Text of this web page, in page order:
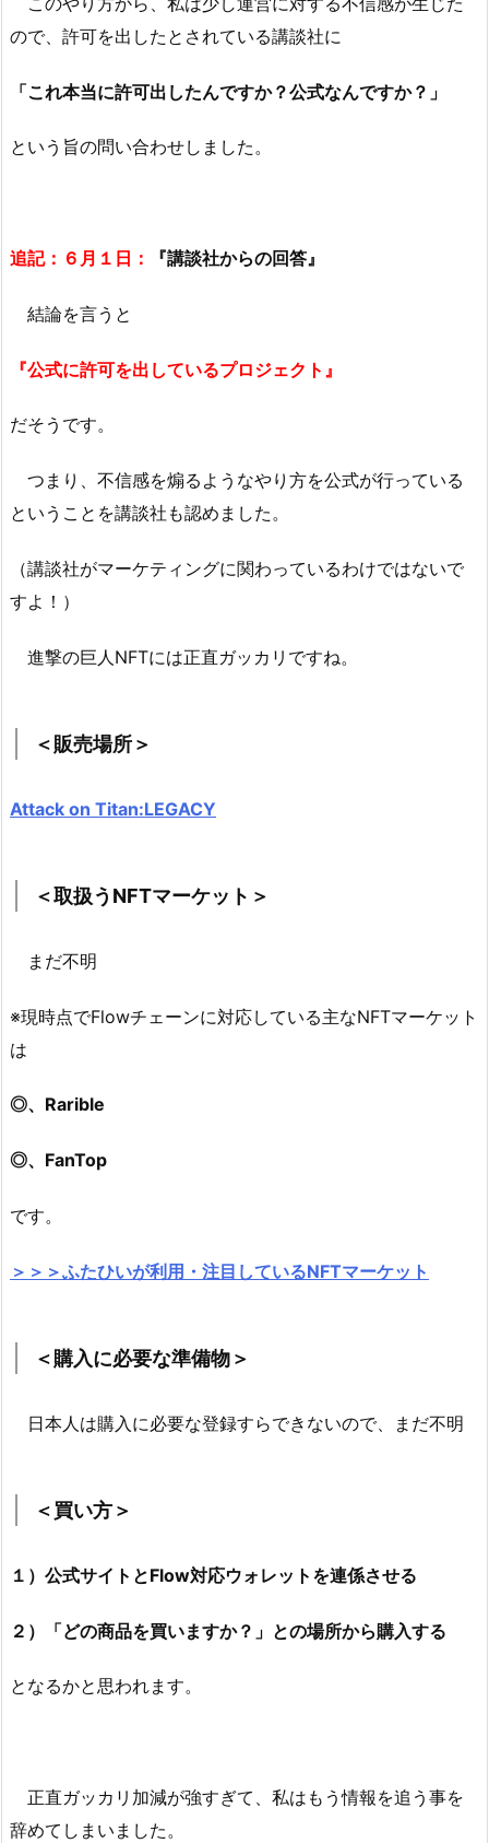
ので、許可を出したとされている講談社に
「これ本当に許可出したんですか？公式なんですか？」
という旨の問い合わせしました。
追記：６月１日： 『講談社からの回答』
結論を言うと
『公式に許可を出しているプロジェクト』
だそうです。
つまり、不信感を煽るようなやり方を公式が行っている
ということを講談社も認めました。
（講談社がマーケティングに関わっているわけではないで
すよ！）
進撃の巨人NFTには正直ガッカリですね。
＜販売場所＞
Attack on Titan:LEGACY
＜取扱うNFTマーケット＞
まだ不明
※現時点でFlowチェーンに対応している主なNFTマーケット
は
◎、Rarible
◎、FanTop
です。
＞＞＞ふたひいが利用・注目しているNFTマーケット
＜購入に必要な準備物＞
日本人は購入に必要な登録すらできないので、まだ不明
＜買い方＞
１）公式サイトとFlow対応ウォレットを連係させる
２）「どの商品を買いますか？」との場所から購入する
となるかと思われます。
正直ガッカリ加減が強すぎて、私はもう情報を追う事を
辞めてしまいました。